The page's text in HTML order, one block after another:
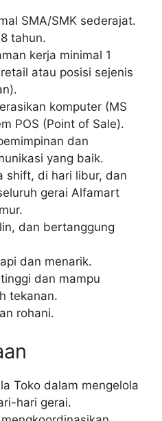
SMA/SMK sederajat.
tahun.
kerja minimal 1
atau posisi sejenis
komputer (MS
POS (Point of Sale).
dan
yang baik.
shift, di hari libur, dan
gerai Alfamart
dan bertanggung
dan menarik.
dan mampu
tekanan.
rohani.
Toko dalam mengelola
hari gerai.